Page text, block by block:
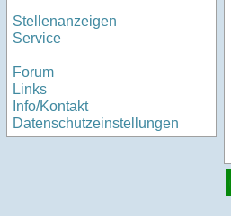
Stellenanzeigen
Service
Forum
Links
Info/Kontakt
Datenschutzeinstellungen